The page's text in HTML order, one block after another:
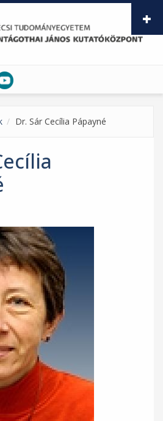
Dr. Sár Cecília Pápayné